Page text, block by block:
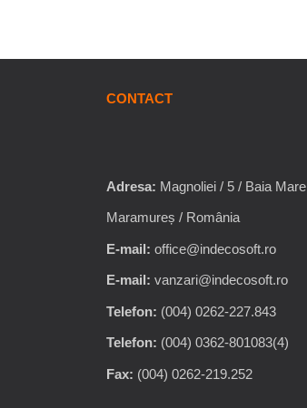
CONTACT
Adresa: Magnoliei / 5 / Baia Mare
Maramureș / România
E-mail: office@indecosoft.ro
E-mail: vanzari@indecosoft.ro
Telefon: (004) 0262-227.843
Telefon: (004) 0362-801083(4)
Fax: (004) 0262-219.252